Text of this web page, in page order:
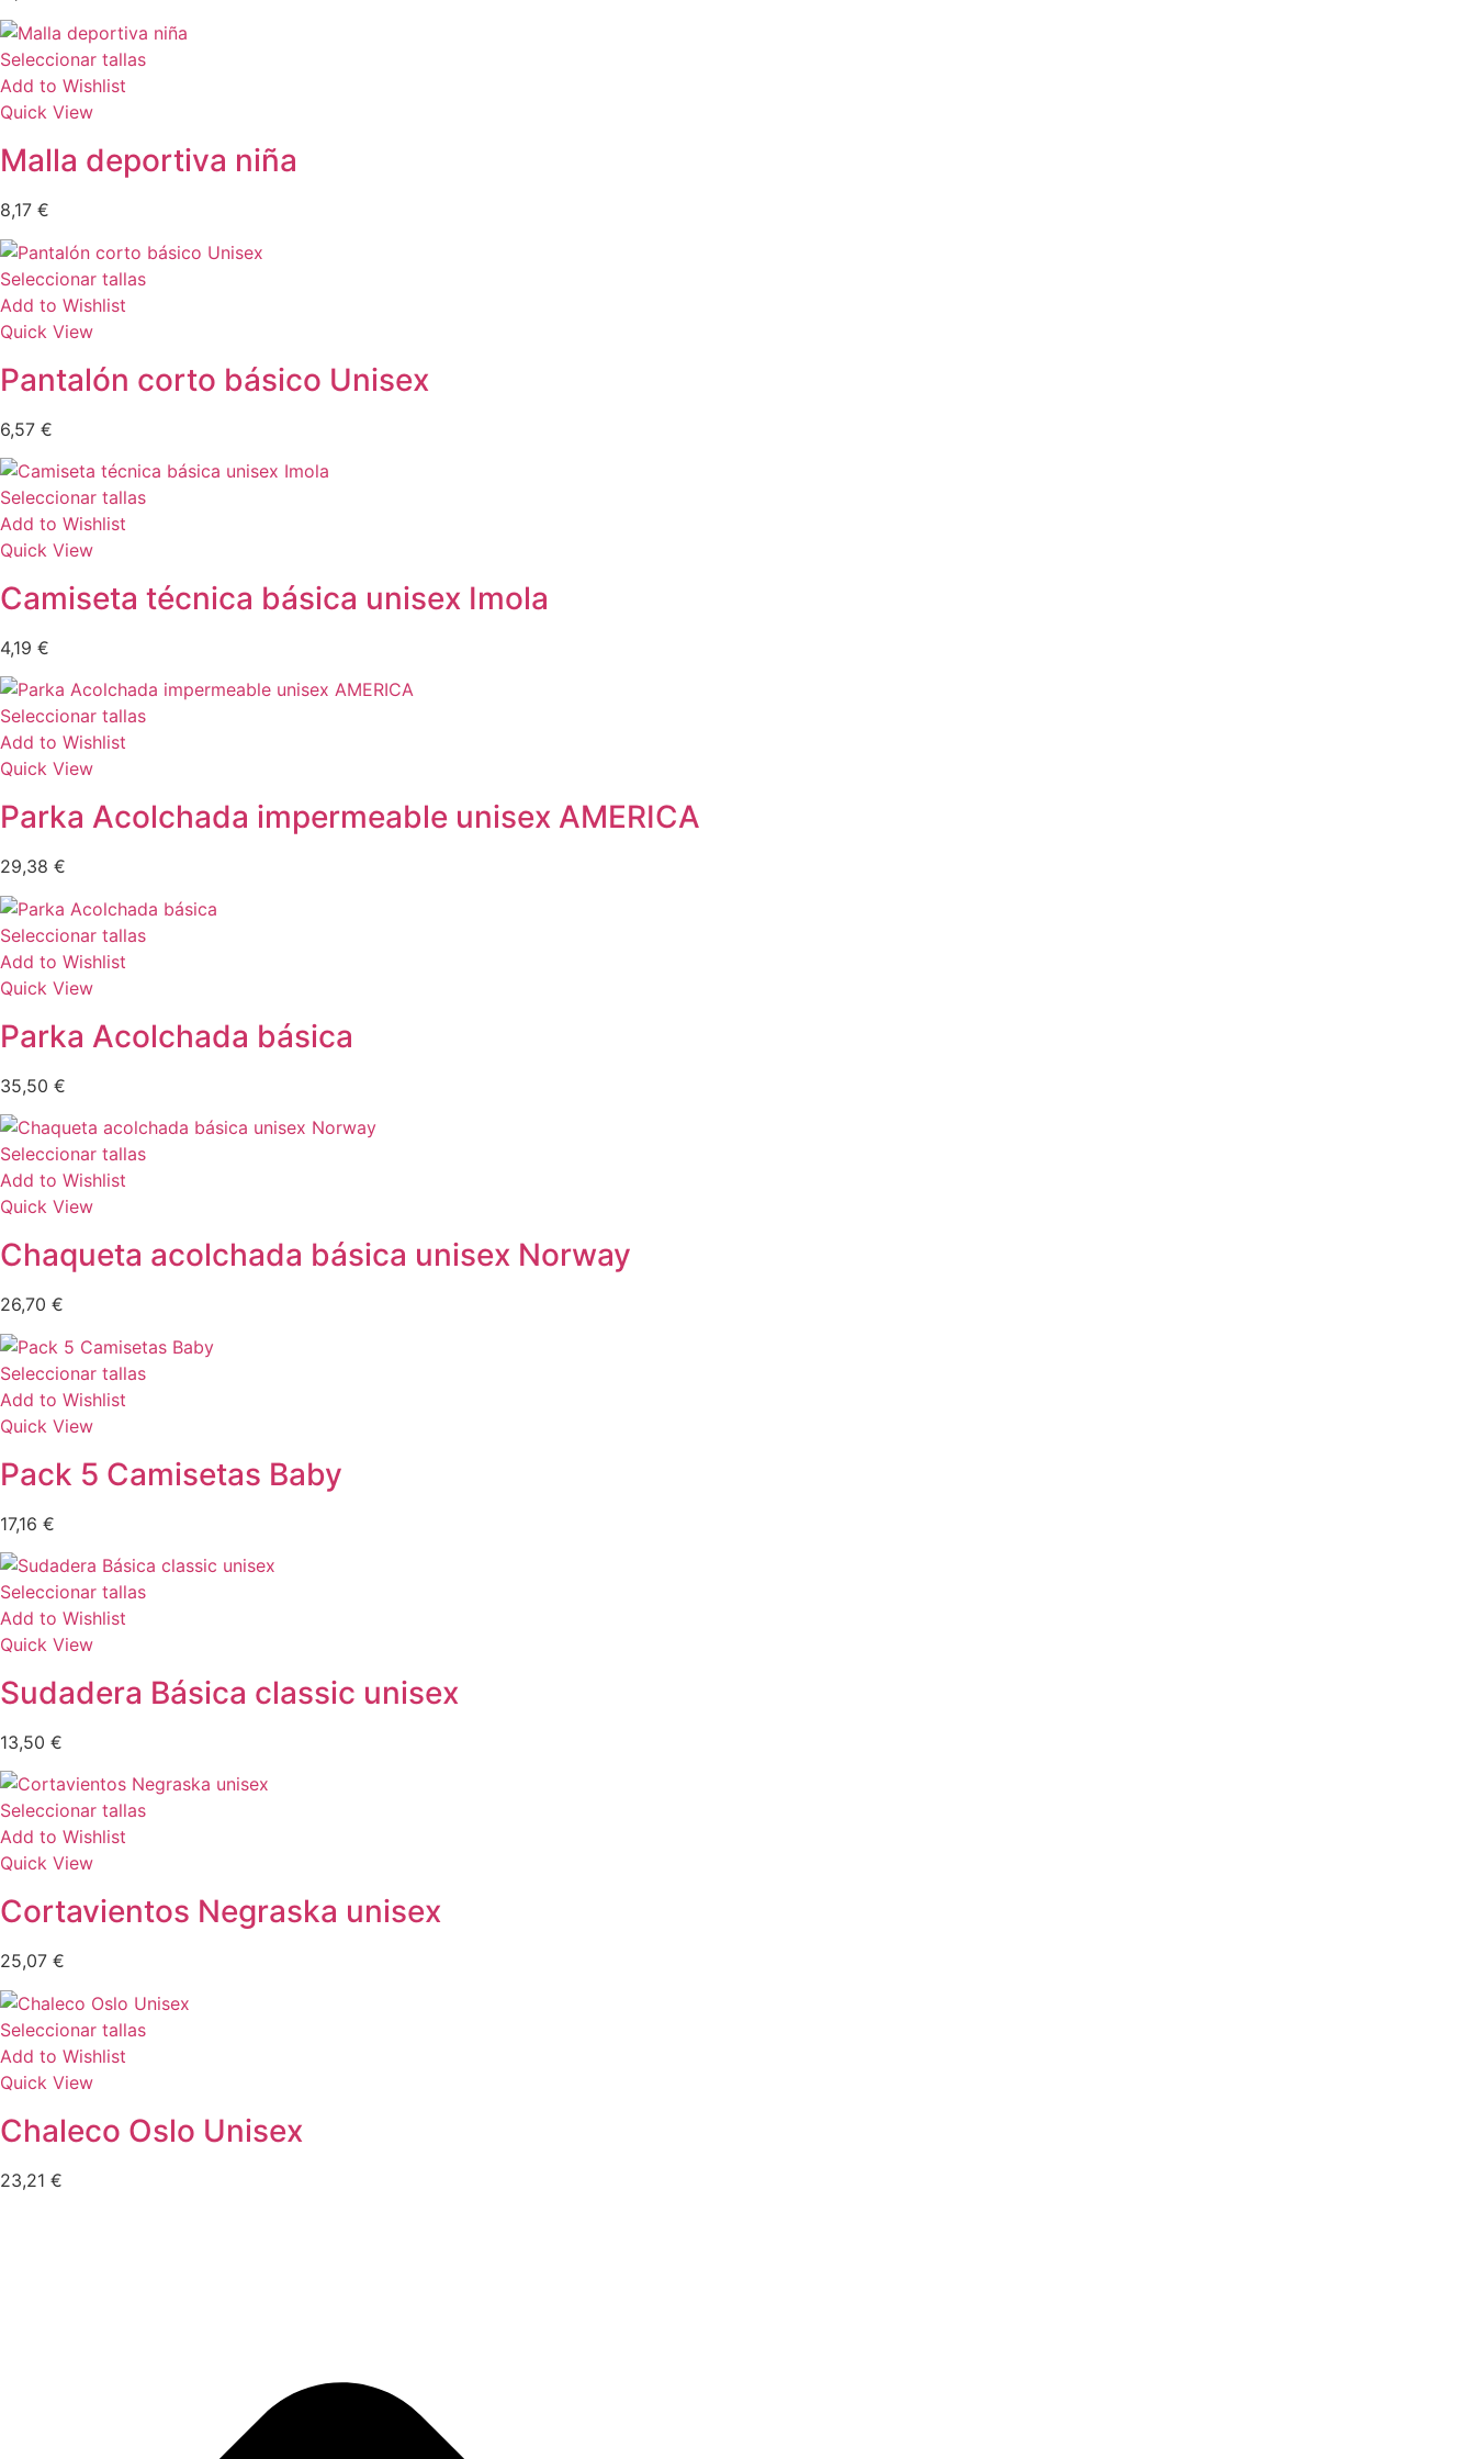
Seleccionar tallas
Add to Wishlist
Quick View
Malla deportiva niña
8,17 €
Seleccionar tallas
Add to Wishlist
Quick View
Pantalón corto básico Unisex
6,57 €
Seleccionar tallas
Add to Wishlist
Quick View
Camiseta técnica básica unisex Imola
4,19 €
Seleccionar tallas
Add to Wishlist
Quick View
Parka Acolchada impermeable unisex AMERICA
29,38 €
Seleccionar tallas
Add to Wishlist
Quick View
Parka Acolchada básica
35,50 €
Seleccionar tallas
Add to Wishlist
Quick View
Chaqueta acolchada básica unisex Norway
26,70 €
Seleccionar tallas
Add to Wishlist
Quick View
Pack 5 Camisetas Baby
17,16 €
Seleccionar tallas
Add to Wishlist
Quick View
Sudadera Básica classic unisex
13,50 €
Seleccionar tallas
Add to Wishlist
Quick View
Cortavientos Negraska unisex
25,07 €
Seleccionar tallas
Add to Wishlist
Quick View
Chaleco Oslo Unisex
23,21 €